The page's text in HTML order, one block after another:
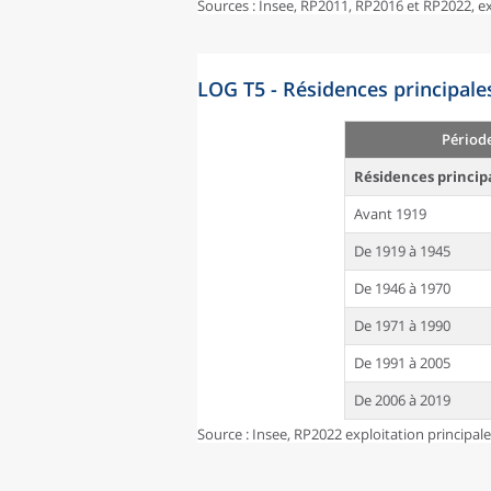
Sources : Insee, RP2011, RP2016 et
LOG T5 - Résidences
Résidences
Avant 1919
De 1919 à 1945
De 1946 à 1970
De 1971 à 1990
De 1991 à 2005
De 2006 à 2019
Source : Insee, RP2022 exploitation